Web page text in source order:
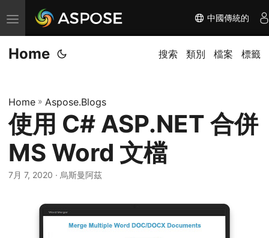
切
换
导
中國傳統的
Home 搜索 類別 檔案 標籤
Home » Aspose.Blogs
使用 C# ASP.NET 合併
MS Word 文檔
7月 7, 2020 · 烏斯曼阿茲